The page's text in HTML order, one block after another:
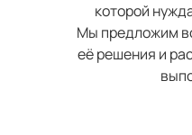
которой
Мы предложим
её решения и